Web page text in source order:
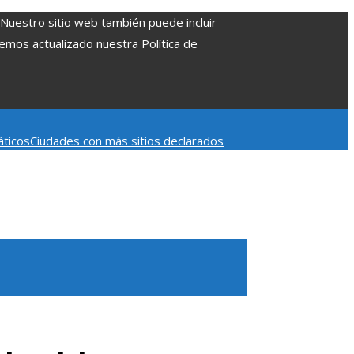
sitio web también puede incluir
actualizado nuestra Política de
Ciudades con más sitios declarados